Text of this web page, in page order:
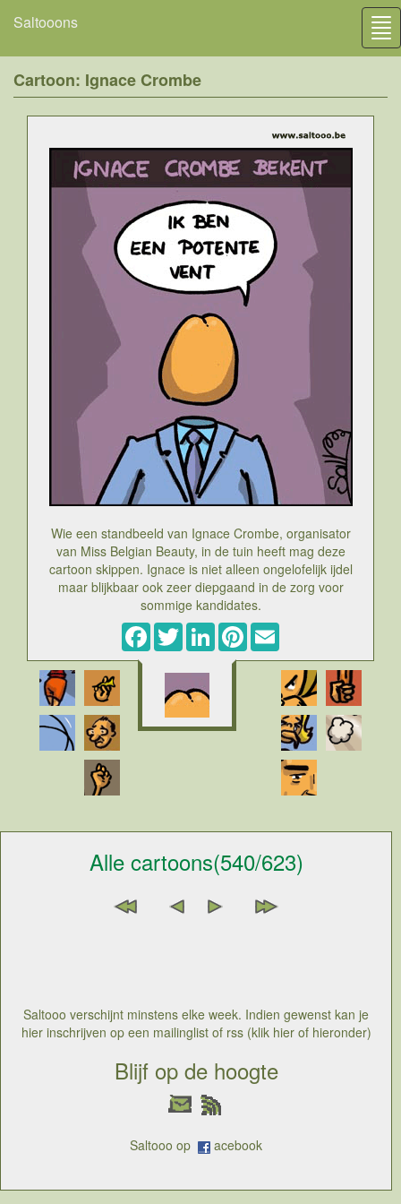
Saltooons
Cartoon: Ignace Crombe
Wie een standbeeld van Ignace Crombe, organisator
van Miss Belgian Beauty, in de tuin heeft mag deze
cartoon skippen. Ignace is niet alleen ongelofelijk ijdel
maar blijkbaar ook zeer diepgaand in de zorg voor
sommige kandidates.
Facebook
TwitterLinkedInPinterest
Alle cartoons(540/623)
Saltooo verschijnt minstens elke week. Indien gewenst kan je
hier inschrijven op een mailinglist of rss (klik hier of hieronder)
Blijf op de hoogte
Saltooo op acebook